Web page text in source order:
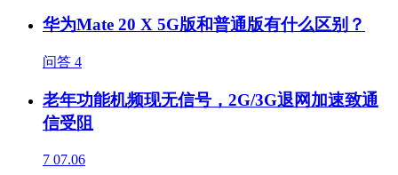
华为Mate 20 X 5G版和普通版有什么区别？
问答 4
老年功能机频现无信号，2G/3G退网加速致通
信受阻
7 07.06